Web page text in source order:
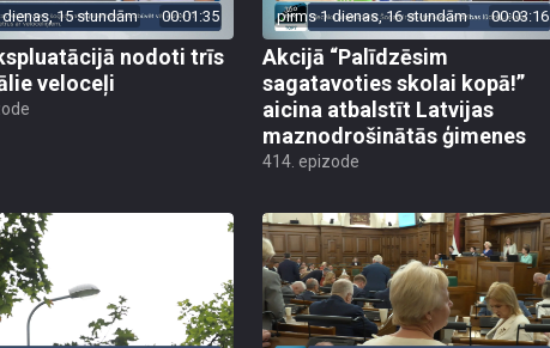
15 stundām 00:01:35
nodoti trīs
veloceļi
pirms 1 dienas, 16 stundām 00:03:16
Akcijā “Palīdzēsim
sagatavoties skolai kopā!”
aicina atbalstīt Latvijas
maznodrošinātās ģimenes
414. epizode